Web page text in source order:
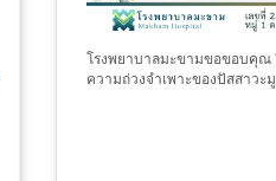
โรงพยาบาลมะขามขอขอบคุณ
ความถ่วงจำเพาะของปัสสาวะ